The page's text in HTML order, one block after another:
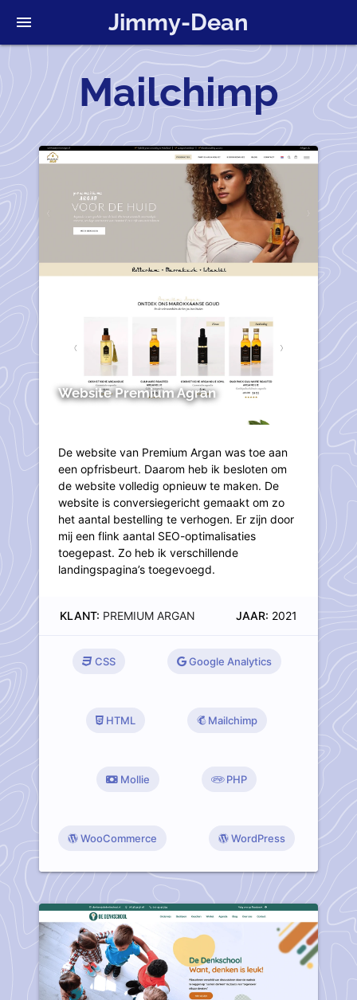
Jimmy-Dean
menu
Mailchimp
Website Premium Agran
De website van Premium Argan was toe aan
een opfrisbeurt. Daarom heb ik besloten om
de website volledig opnieuw te maken. De
website is conversiegericht gemaakt om zo
het aantal bestelling te verhogen. Er zijn door
mij een flink aantal SEO-optimalisaties
toegepast. Zo heb ik verschillende
landingspagina’s toegevoegd.
KLANT: PREMIUM ARGAN JAAR: 2021
CSS Google Analytics
HTML Mailchimp
Mollie PHP
WooCommerce WordPress